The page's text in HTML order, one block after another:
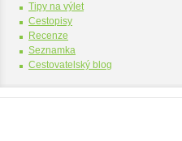
Tipy na výlet
Cestopisy
Recenze
Seznamka
Cestovatelský blog